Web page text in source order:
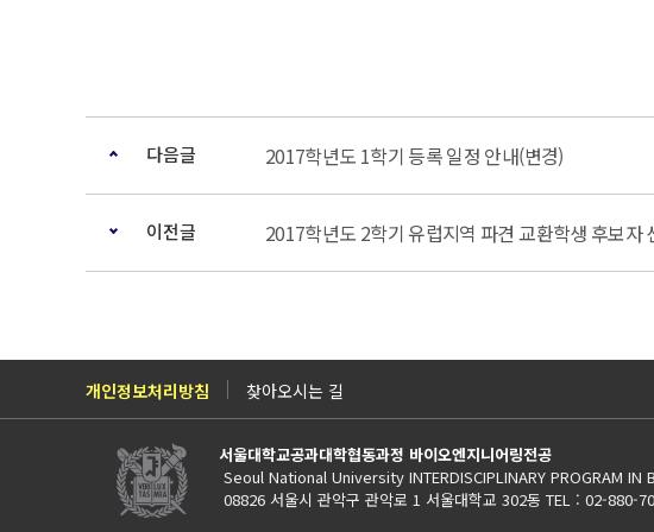
다음글 2017학년도 1학기 등록 일정 안내(변경)
이전글 2017학년도 2학기 유럽지역 파견 교환학생 후보자
개인정보처리방침 찾아오시는 길
서울대학교공과대학협동과정 바이오엔지니어링전공
Seoul National University INTERDISCIPLINARY PROGRAM IN
08826 서울시 관악구 관악로 1 서울대학교 302동 TEL : 02-880-